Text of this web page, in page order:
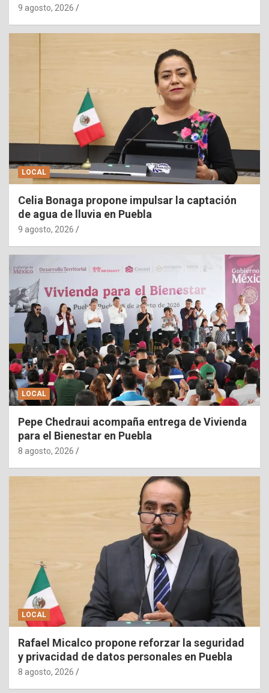
9 agosto, 2026
LOCAL
Celia Bonaga propone impulsar la captación
de agua de lluvia en Puebla
9 agosto, 2026
LOCAL
Pepe Chedraui acompaña entrega de Vivienda
para el Bienestar en Puebla
8 agosto, 2026
LOCAL
Rafael Micalco propone reforzar la seguridad
y privacidad de datos personales en Puebla
8 agosto, 2026